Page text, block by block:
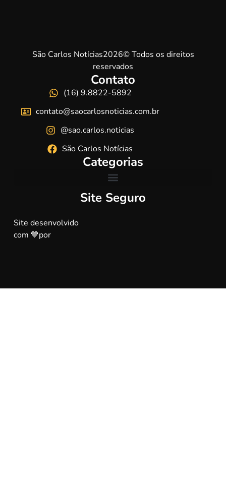
São Carlos Notícias2026© Todos os direitos
reservados
Contato
(16) 9.8822-5892
contato@saocarlosnoticias.com.br
@sao.carlos.noticias
São Carlos Notícias
Categorias
Site Seguro
Site desenvolvido
com 💙por